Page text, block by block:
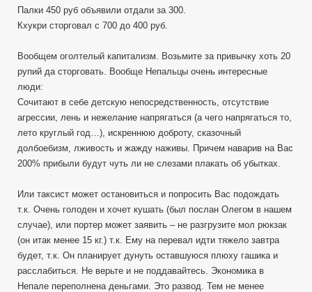
Палки 450 руб объявили отдали за 300.
Кхукри сторговал с 700 до 400 руб.
Вообщем оголтелый капитализм. Возьмите за привычку хоть 20
рупий да сторговать. Вообще Непальцы очень интересные
люди:
Сочитают в себе детскую непосредственность, отсутствие
агрессии, лень и нежелание напрягаться (а чего напрягаться то,
лето круглый год…), искреннюю доброту, сказочный
долбоебизм, лживость и жажду наживы. Причем наварив на Вас
200% прибыли будут чуть ли не слезами плакать об убытках.
Или таксист может остановиться и попросить Вас подождать
т.к. Очень голоден и хочет кушать (был послан Олегом в нашем
случае), или портер может заявить – не разгрузите мол рюкзак
(он итак менее 15 кг.) т.к. Ему на перевал идти тяжело завтра
будет, т.к. Он планирует дунуть оставшуюся плюху гашика и
расслабиться. Не верьте и не поддавайтесь. Экономика в
Непале переполнена деньгами. Это развод. Тем не менее